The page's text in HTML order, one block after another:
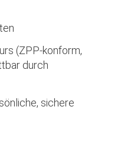
(ZPP-konform,
durch
sichere